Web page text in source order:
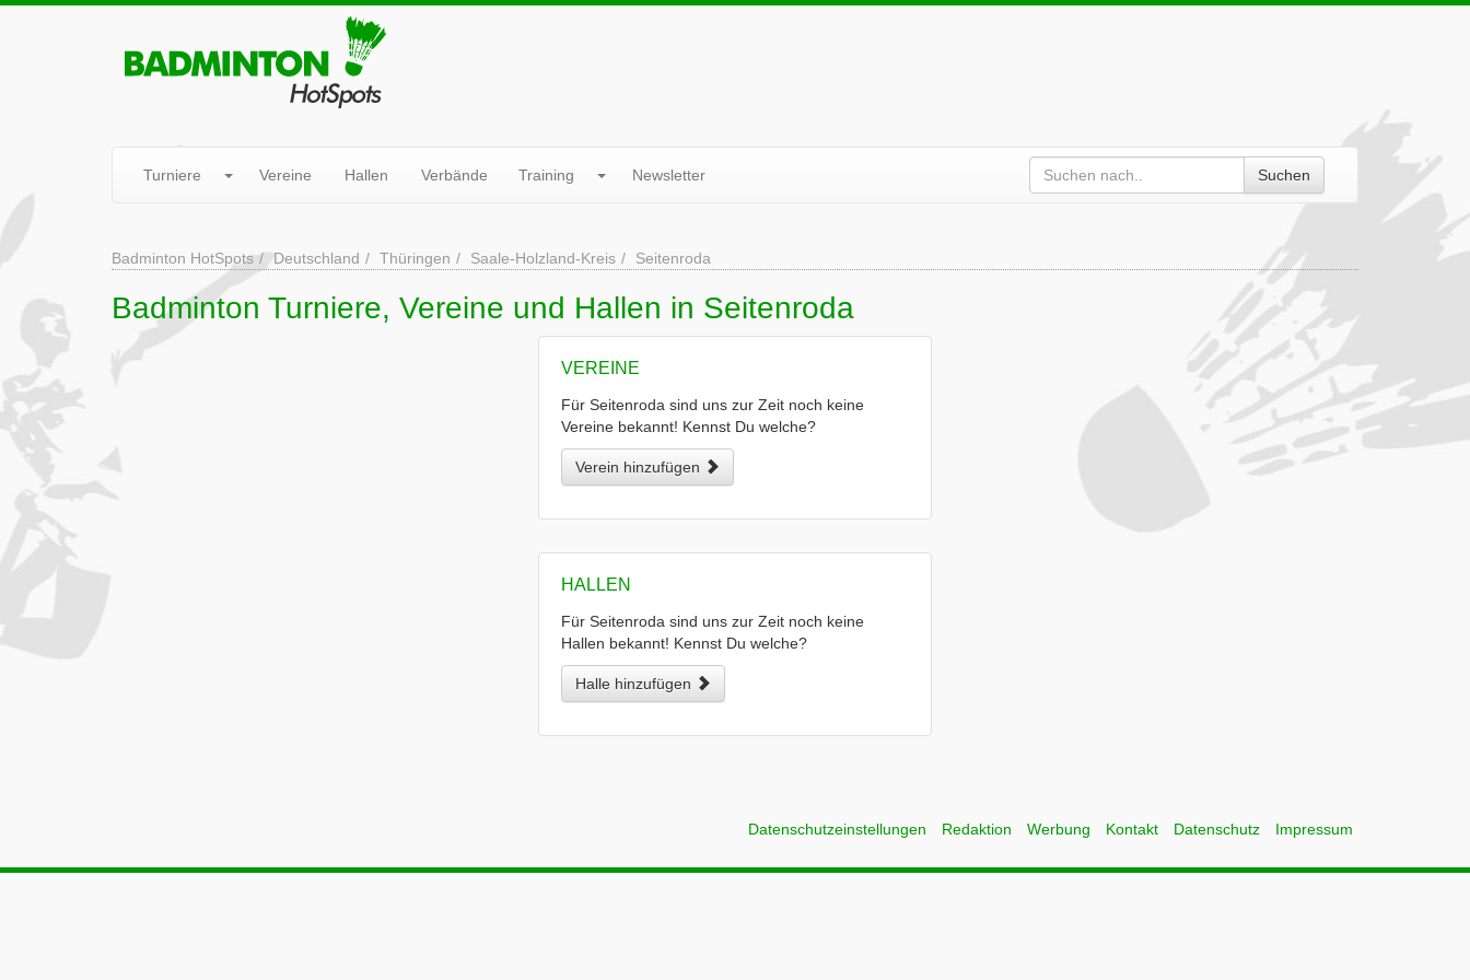
Turniere Vereine Hallen Verbände Training Newsletter Suchen
Badminton HotSpots Deutschland Thüringen Saale-Holzland-Kreis Seitenroda
Badminton Turniere, Vereine und Hallen in Seitenroda
VEREINE
Für Seitenroda sind uns zur Zeit noch keine
Vereine bekannt! Kennst Du welche?
Verein hinzufügen
HALLEN
Für Seitenroda sind uns zur Zeit noch keine
Hallen bekannt! Kennst Du welche?
Halle hinzufügen
Datenschutzeinstellungen Redaktion Werbung Kontakt Datenschutz Impressum